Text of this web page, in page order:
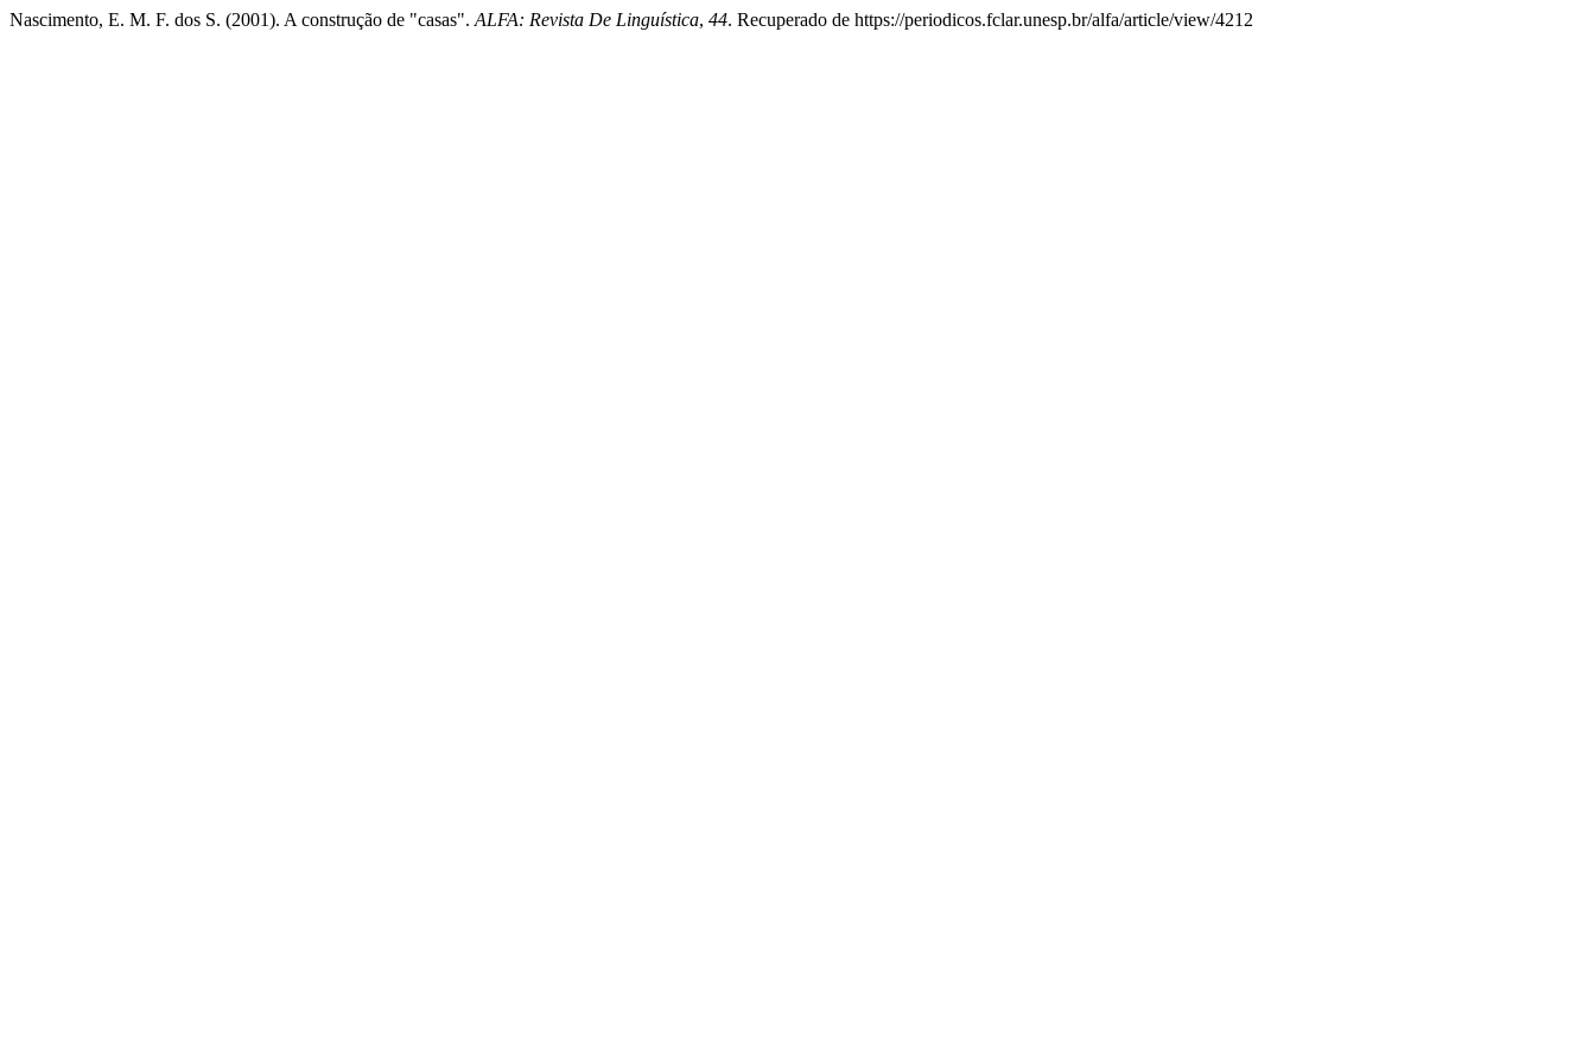
Nascimento, E. M. F. dos S. (2001). A construção de "casas". ALFA: Revista De Linguística, 44. Recuperado de https://periodicos.fclar.unesp.br/alfa/article/view/4212